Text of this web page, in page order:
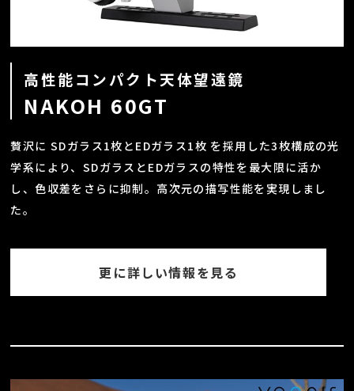
高性能コンパクト天体望遠鏡
NAKOH 60GT
贅沢に SDガラス1枚とEDガラス1枚 を採用した3枚構成の光
学系により、SDガラスとEDガラスの特性を最大限に活か
し、色収差をさらに抑制。高次元の描写性能を実現しまし
た。
更に詳しい情報を見る